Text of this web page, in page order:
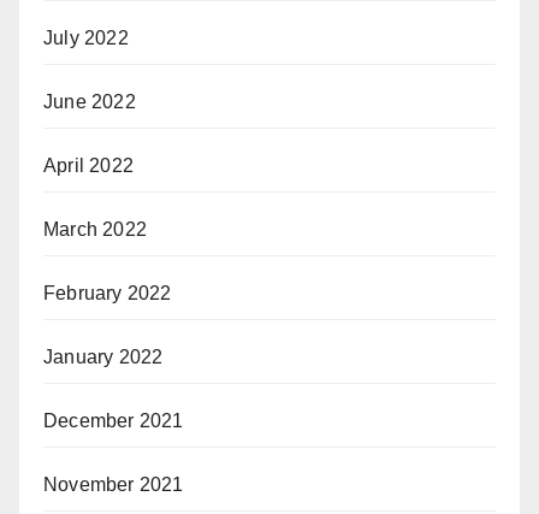
July 2022
June 2022
April 2022
March 2022
February 2022
January 2022
December 2021
November 2021